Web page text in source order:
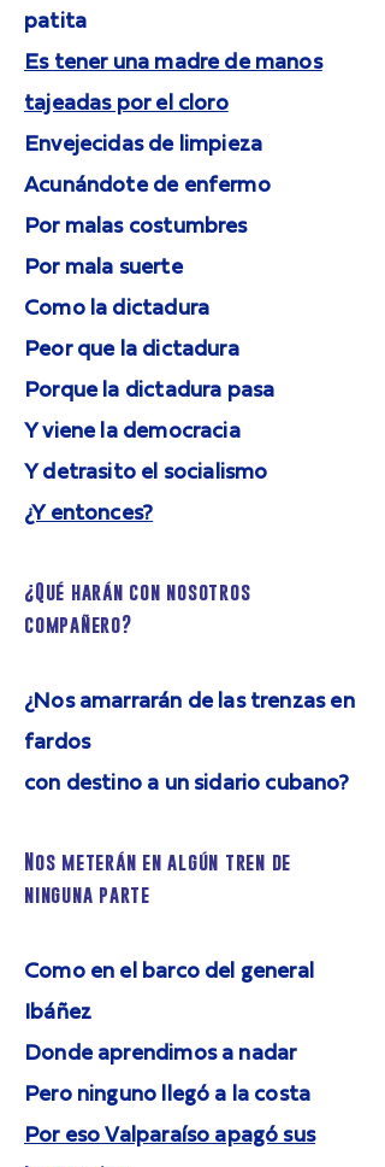
patita
Es tener una madre de manos
tajeadas por el cloro
Envejecidas de limpieza
Acunándote de enfermo
Por malas costumbres
Por mala suerte
Como la dictadura
Peor que la dictadura
Porque la dictadura pasa
Y viene la democracia
Y detrasito el socialismo
¿Y entonces?
¿Qué harán con nosotros
compañero?
¿Nos amarrarán de las trenzas en
fardos
con destino a un sidario cubano?
Nos meterán en algún tren de
ninguna parte
Como en el barco del general
Ibáñez
Donde aprendimos a nadar
Pero ninguno llegó a la costa
Por eso Valparaíso apagó sus